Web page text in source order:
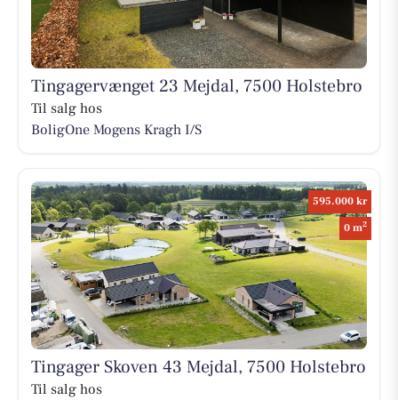
Tingagervænget 23 Mejdal, 7500 Holstebro
Til salg hos
BoligOne Mogens Kragh I/S
595.000 kr
0 m2
Tingager Skoven 43 Mejdal, 7500 Holstebro
Til salg hos